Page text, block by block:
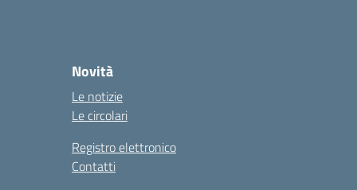
Novità
Le notizie
Le circolari
Registro elettronico
Contatti